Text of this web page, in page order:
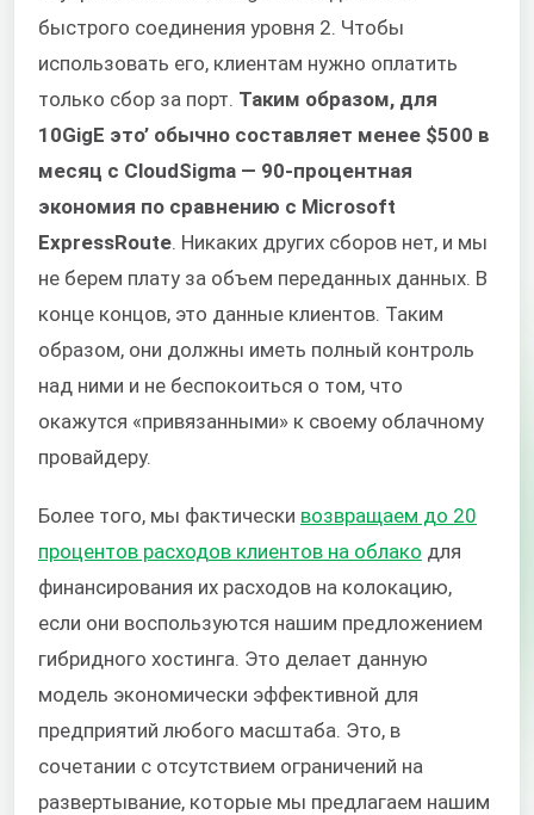
быстрого соединения уровня 2. Чтобы
использовать его, клиентам нужно оплатить
только сбор за порт. Таким образом, для
10GigE это’ обычно составляет менее $500 в
месяц с CloudSigma — 90-процентная
экономия по сравнению с Microsoft
ExpressRoute. Никаких других сборов нет, и мы
не берем плату за объем переданных данных. В
конце концов, это данные клиентов. Таким
образом, они должны иметь полный контроль
над ними и не беспокоиться о том, что
окажутся «привязанными» к своему облачному
провайдеру.
Более того, мы фактически возвращаем до 20
процентов расходов клиентов на облако для
финансирования их расходов на колокацию,
если они воспользуются нашим предложением
гибридного хостинга. Это делает данную
модель экономически эффективной для
предприятий любого масштаба. Это, в
сочетании с отсутствием ограничений на
развертывание, которые мы предлагаем нашим